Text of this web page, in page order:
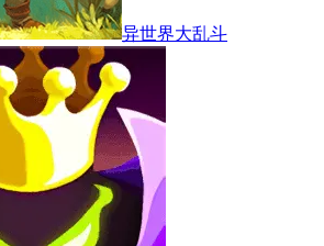
异世界大乱斗